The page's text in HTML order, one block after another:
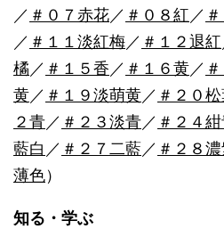
／ ＃０７赤花／ ＃０８紅 ／
／ ＃１１淡紅梅／ ＃１２退紅
橘 ／ ＃１５香 ／ ＃１６黄／
黄／ ＃１９淡萌黄／ ＃２０
２青／ ＃２３淡青／ ＃２４
藍白 ／ ＃２７二藍／ ＃２８
薄色）
知る・学ぶ